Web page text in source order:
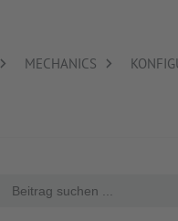
MECHANICS
for: